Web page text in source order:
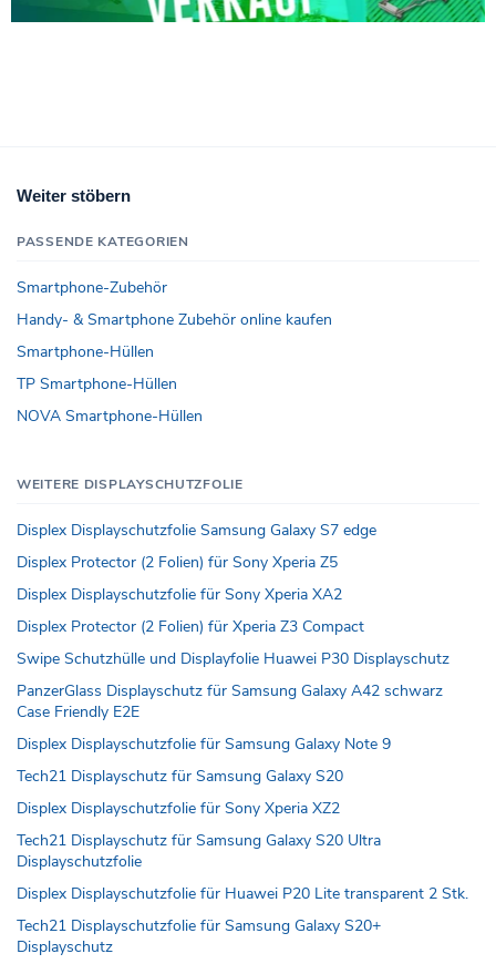
Weiter stöbern
PASSENDE KATEGORIEN
Smartphone-Zubehör
Handy- & Smartphone Zubehör online kaufen
Smartphone-Hüllen
TP Smartphone-Hüllen
NOVA Smartphone-Hüllen
WEITERE DISPLAYSCHUTZFOLIE
Displex Displayschutzfolie Samsung Galaxy S7 edge
Displex Protector (2 Folien) für Sony Xperia Z5
Displex Displayschutzfolie für Sony Xperia XA2
Displex Protector (2 Folien) für Xperia Z3 Compact
Swipe Schutzhülle und Displayfolie Huawei P30 Displayschutz
PanzerGlass Displayschutz für Samsung Galaxy A42 schwarz
Case Friendly E2E
Displex Displayschutzfolie für Samsung Galaxy Note 9
Tech21 Displayschutz für Samsung Galaxy S20
Displex Displayschutzfolie für Sony Xperia XZ2
Tech21 Displayschutz für Samsung Galaxy S20 Ultra
Displayschutzfolie
Displex Displayschutzfolie für Huawei P20 Lite transparent 2 Stk.
Tech21 Displayschutzfolie für Samsung Galaxy S20+
Displayschutz